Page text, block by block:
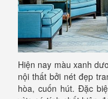
Hiện nay màu xanh
nội thất bởi nét đẹp
hòa, cuốn hút. Đặc